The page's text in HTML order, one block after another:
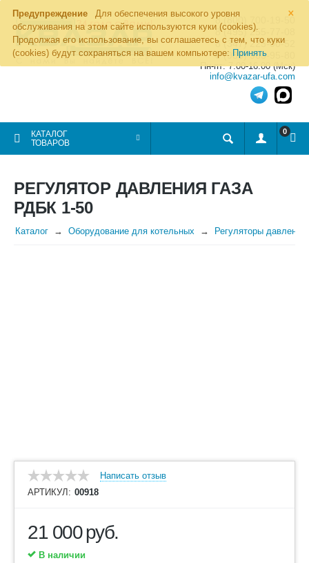
×
Предупреждение
Для обеспечения высокого уровня
обслуживания на этом сайте используются куки (cookies).
Продолжая его использование, вы соглашаетесь с тем, что куки
(cookies) будут сохраняться на вашем компьютере: Принять
8 (800) 700-19-50
8 (495) 255-77-08
8 (347) 225-00-52
8 (986) 963-95-80
Пн-пт: 7.00-16.00 (Мск)
info@kvazar-ufa.com
КАТАЛОГ
ТОВАРОВ
0
РЕГУЛЯТОР ДАВЛЕНИЯ ГАЗА
РДБК 1-50
Каталог Оборудование для котельных Регуляторы давления
Написать отзыв
АРТИКУЛ: 00918
21 000руб.
В наличии